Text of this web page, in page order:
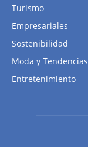
Turismo
Empresariales
Sostenibilidad
Moda y Tendencias
Entretenimiento